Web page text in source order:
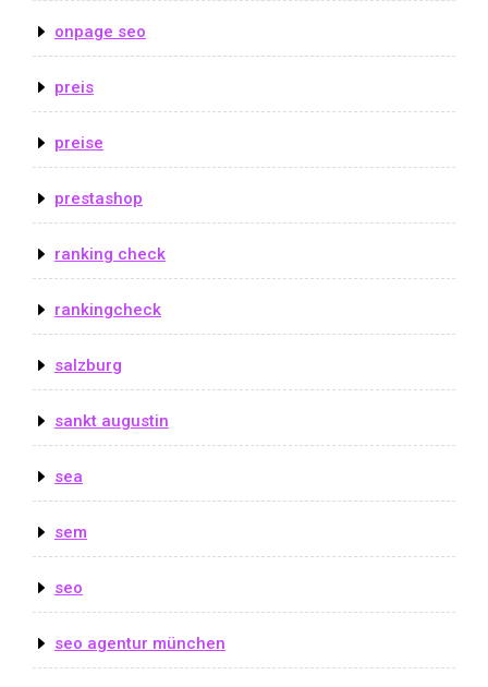
onpage seo
preis
preise
prestashop
ranking check
rankingcheck
salzburg
sankt augustin
sea
sem
seo
seo agentur münchen